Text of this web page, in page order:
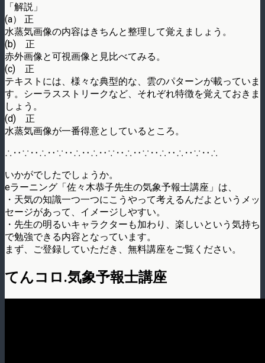
「解説」
(a） 正
水蒸気画像の内容はきちんと整理して覚えましょう。
(b) 正
赤外画像と可視画像と見比べてみる。
(c) 正
テキストには、様々な典型的な、雲のパターンが載っていま
す。シーラスストリークなど、それぞれ特徴を覚えておきま
しょう。
(d) 正
水蒸気画像が一番得意としているところ。
∴‥∵‥∴‥∵‥∴‥∴‥∵‥∴‥∵‥∴‥∴‥∵‥∴
いかがでしたでしょうか。
eラーニング「佐々木恭子先生の気象予報士講座」は、
・天気の知識一つ一つにこうやって考えるんだよというメッ
セージがあって、イメージしやすい。
・先生の明るいキャラクターも加わり、楽しいという気持ち
で勉強できる内容となっています。
まず、ご登録していただき、無料講座をご覧ください。
てんコロ.気象予報士講座